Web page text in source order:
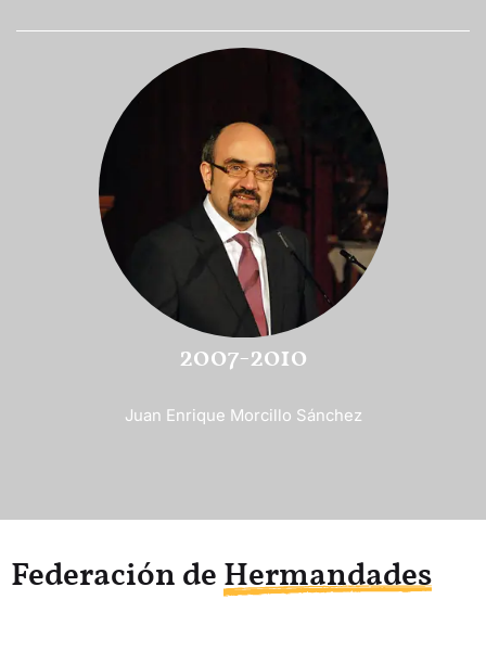
2007-2010
Juan Enrique Morcillo Sánchez
Federación de Hermandades